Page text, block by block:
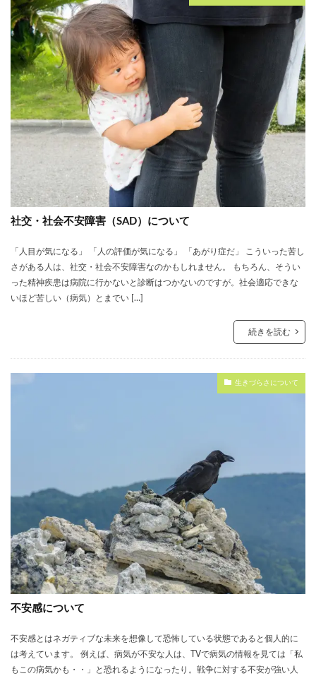
社交・社会不安障害（SAD）について
「人目が気になる」 「人の評価が気になる」 「あがり症だ」 こういった苦し
さがある人は、社交・社会不安障害なのかもしれません。 もちろん、そうい
った精神疾患は病院に行かないと診断はつかないのですが。社会適応できな
いほど苦しい（病気）とまでい […]
続きを読む
生きづらさについて
不安感について
不安感とはネガティブな未来を想像して恐怖している状態であると個人的に
は考えています。 例えば、病気が不安な人は、TVで病気の情報を見ては「私
もこの病気かも・・」と恐れるようになったり。戦争に対する不安が強い人